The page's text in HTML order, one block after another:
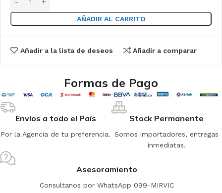
AÑADIR AL CARRITO
Añadir a la lista de deseos Añadir a comparar
Formas de Pago
Envíos a todo el País
Por la Agencia de tu preferencia.
Stock Permanente
Somos importadores, entregas
inmediatas.
Asesoramiento
Consultanos por WhatsApp 099-MIRVIC